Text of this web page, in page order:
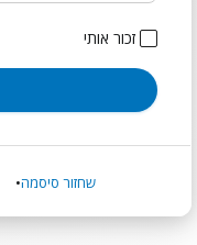
זכור אותי
שחזור סיסמה